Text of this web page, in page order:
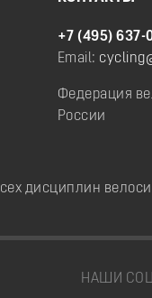
+7 (495) 637-
Email:
Федерация
России
дисциплин
НАШИ